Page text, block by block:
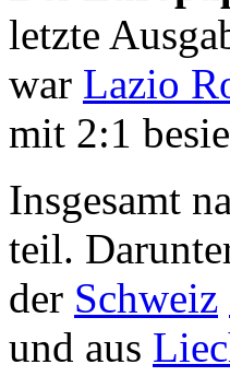
letzte
war Lazio
mit 2:1
Insgesamt
teil.
der Schweiz
und aus